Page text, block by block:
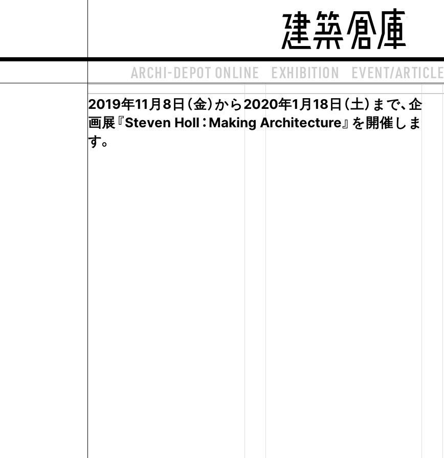
ARCHI-DEPOT ONLINE EXHIBITION EVENT/ARTICLE
2019年11月8日（金）から2020年1月18日（土）まで、企
画展『Steven Holl：Making Architecture』を開催しま
す。